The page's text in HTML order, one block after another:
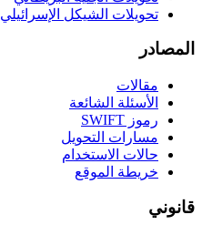
تحويلات الشيكل الإسرائيلي
المصادر
مقالات
الأسئلة الشائعة
رموز SWIFT
مسارات التحويل
حالات الاستخدام
خريطة الموقع
قانوني